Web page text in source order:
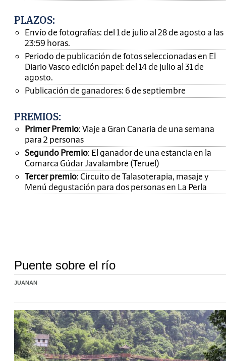
PLAZOS:
Envío de fotografías: del 1 de julio al 28 de agosto a las
23:59 horas.
Periodo de publicación de fotos seleccionadas en El
Diario Vasco edición papel: del 14 de julio al 31 de
agosto.
Publicación de ganadores: 6 de septiembre
PREMIOS:
Primer Premio: Viaje a Gran Canaria de una semana
para 2 personas
Segundo Premio: El ganador de una estancia en la
Comarca Gúdar Javalambre (Teruel)
Tercer premio: Circuito de Talasoterapia, masaje y
Menú degustación para dos personas en La Perla
Puente sobre el río
JUANAN